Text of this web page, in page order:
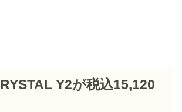
Y2が税込15,120